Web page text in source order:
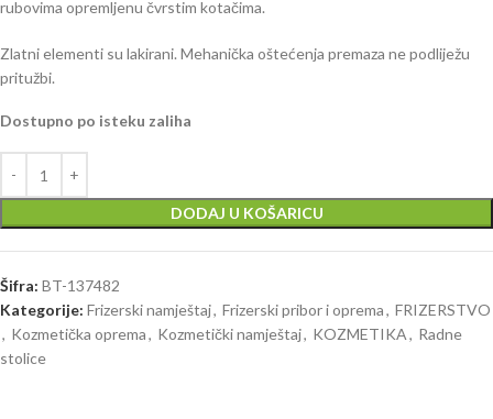
rubovima opremljenu čvrstim kotačima.
Zlatni elementi su lakirani. Mehanička oštećenja premaza ne podliježu
pritužbi.
Dostupno po isteku zaliha
DODAJ U KOŠARICU
Šifra: BT-137482
Kategorije: Frizerski namještaj, Frizerski pribor i oprema, FRIZERSTVO
, Kozmetička oprema, Kozmetički namještaj, KOZMETIKA, Radne
stolice